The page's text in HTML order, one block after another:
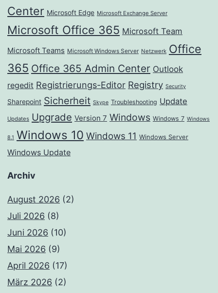
Center Microsoft Edge Microsoft Exchange Server
Microsoft Office 365 Microsoft Team
Microsoft Teams Microsoft Windows Server Netzwerk Office
365 Office 365 Admin Center Outlook
regedit Registrierungs-Editor Registry Security
Sharepoint Sicherheit Skype Troubleshooting Update
Updates Upgrade Version 7 Windows Windows 7 Windows
8.1 Windows 10 Windows 11 Windows Server
Windows Update
Archiv
August 2026 (2)
Juli 2026 (8)
Juni 2026 (10)
Mai 2026 (9)
April 2026 (17)
März 2026 (2)